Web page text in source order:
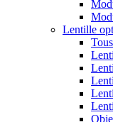
Lentille